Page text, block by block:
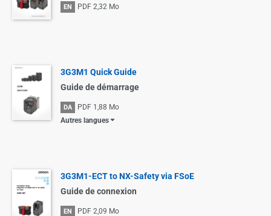
EN PDF 2,32 Mo
3G3M1 Quick Guide
Guide de démarrage
DA PDF 1,88 Mo
Autres langues
3G3M1-ECT to NX-Safety via FSoE
Guide de connexion
EN PDF 2,09 Mo